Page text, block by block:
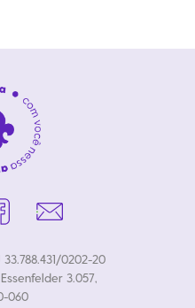
0202-20
3.057,
060